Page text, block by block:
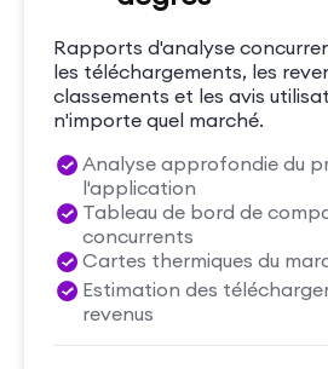
Rapports d'analyse
les téléchargements, les
classements et les avis
n'importe quel marché.
Analyse approfondie du
l'application
Tableau de bord de
concurrents
Cartes thermiques du
Estimation des
revenus